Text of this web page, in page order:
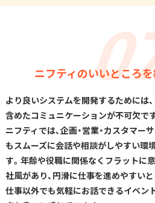
ニフティのいいところを
より良いシステムを開発するためには
含めたコミュニケーションが不可欠です
ニフティでは、企画・営業・カスタマー
もスムーズに会話や相談がしやすい環
す。年齢や役職に関係なくフラットに
社風があり、円滑に仕事を進めやすい
仕事以外でも気軽にお話できるイベン